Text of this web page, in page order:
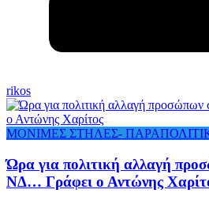
rikos
ΜΟΝΙΜΕΣ ΣΤΗΛΕΣ-
Ώρα για πολιτική αλλαγή
ΝΔ… Γράφει ο Αντώνης